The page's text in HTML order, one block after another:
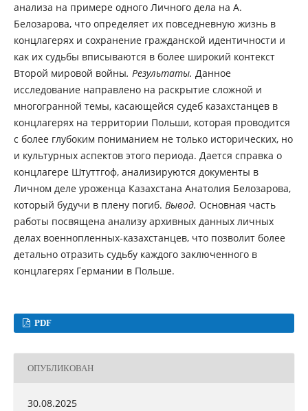
анализа на примере одного Личного дела на А.
Белозарова, что определяет их повседневную жизнь в
концлагерях и сохранение гражданской идентичности и
как их судьбы вписываются в более широкий контекст
Второй мировой войны. Результаты. Данное
исследование направлено на раскрытие сложной и
многогранной темы, касающейся судеб казахстанцев в
концлагерях на территории Польши, которая проводится
с более глубоким пониманием не только исторических, но
и культурных аспектов этого периода. Дается справка о
концлагере Штуттгоф, анализируются документы в
Личном деле уроженца Казахстана Анатолия Белозарова,
который будучи в плену погиб. Вывод. Основная часть
работы посвящена анализу архивных данных личных
делах военнопленных-казахстанцев, что позволит более
детально отразить судьбу каждого заключенного в
концлагерях Германии в Польше.
PDF
ОПУБЛИКОВАН
30.08.2025